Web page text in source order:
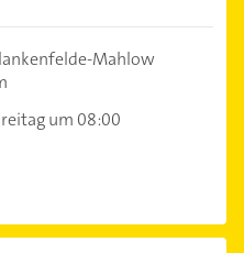
Mahlow
um 08:00